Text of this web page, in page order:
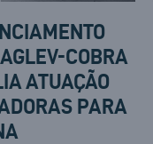
COBRA
ATUAÇÃO
PARA